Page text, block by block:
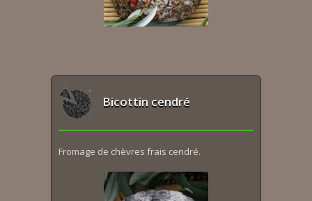
Bicottin cendré
Fromage de chèvres frais cendré.